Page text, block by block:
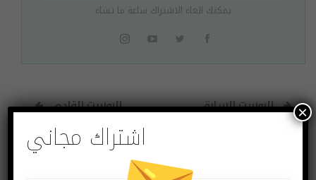
يمكنك الغاء الاشتراك ساعة ما تشاء
البوست السابق
الزجاج الخاص بالآيفون
البوست القادم
في أبل أركيد الآن
وتحصل على شهر
اشتراك مجاني
×